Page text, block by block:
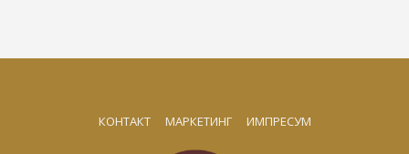
КОНТАКТ МАРКЕТИНГ ИМПРЕСУМ